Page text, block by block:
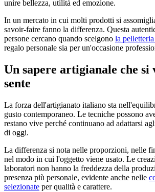
unire bellezza, utilità ed emozione.
In un mercato in cui molti prodotti si
savoir-faire fanno la differenza. Questa
persone cercano quando scelgono la
regalo personale sia per un'occasione
Un sapere artigianale che si
sente
La forza dell'artigianato italiano sta
gusto contemporaneo. Le tecniche possono
restano vive perché continuano ad adattarsi
di oggi.
La differenza si nota nelle proporzioni, nelle
nel modo in cui l'oggetto viene usato. Le
laboratori non hanno la freddezza della
presenza più personale, evidente anche nelle
selezionate per qualità e carattere.